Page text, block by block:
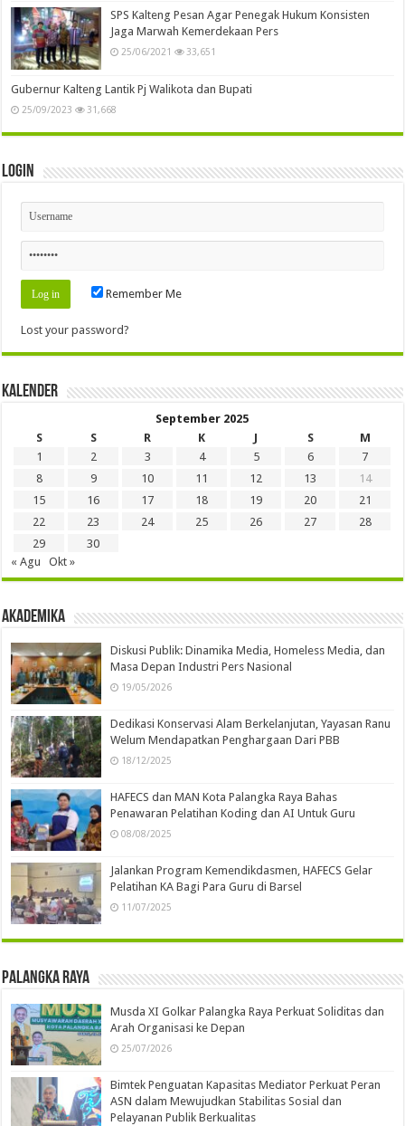
SPS Kalteng Pesan Agar Penegak Hukum Konsisten
Jaga Marwah Kemerdekaan Pers
25/06/2021 33,651
Gubernur Kalteng Lantik Pj Walikota dan Bupati
25/09/2023 31,668
Login
Remember Me
Lost your password?
Kalender
September 2025
S
S R K J S
M
1
2 3 4 5 6
7
8
9 10 11 12 13
14
15
16 17 18 19 20
21
22
23 24 25 26 27
28
29
30
« Agu
Okt »
Akademika
Diskusi Publik: Dinamika Media, Homeless Media, dan
Masa Depan Industri Pers Nasional
19/05/2026
Dedikasi Konservasi Alam Berkelanjutan, Yayasan Ranu
Welum Mendapatkan Penghargaan Dari PBB
18/12/2025
HAFECS dan MAN Kota Palangka Raya Bahas
Penawaran Pelatihan Koding dan AI Untuk Guru
08/08/2025
Jalankan Program Kemendikdasmen, HAFECS Gelar
Pelatihan KA Bagi Para Guru di Barsel
11/07/2025
Palangka Raya
Musda XI Golkar Palangka Raya Perkuat Soliditas dan
Arah Organisasi ke Depan
25/07/2026
Bimtek Penguatan Kapasitas Mediator Perkuat Peran
ASN dalam Mewujudkan Stabilitas Sosial dan
Pelayanan Publik Berkualitas